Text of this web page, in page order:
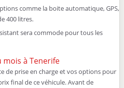
comme la boite automatique, GPS,
400 litres.
sera commode pour tous les
à Tenerife
de prise en charge et vos options pour
final de ce véhicule. Avant de